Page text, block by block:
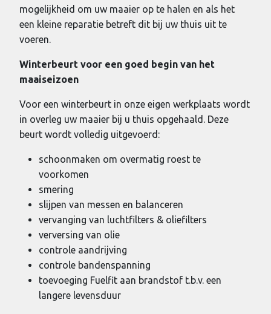
mogelijkheid om uw maaier op te halen en als het
een kleine reparatie betreft dit bij uw thuis uit te
voeren.
Winterbeurt voor een goed begin van het
maaiseizoen
Voor een winterbeurt in onze eigen werkplaats wordt
in overleg uw maaier bij u thuis opgehaald. Deze
beurt wordt volledig uitgevoerd:
schoonmaken om overmatig roest te
voorkomen
smering
slijpen van messen en balanceren
vervanging van luchtfilters & oliefilters
verversing van olie
controle aandrijving
controle bandenspanning
toevoeging Fuelfit aan brandstof t.b.v. een
langere levensduur